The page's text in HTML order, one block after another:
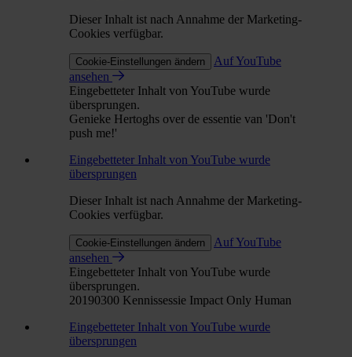
Dieser Inhalt ist nach Annahme der Marketing-
Cookies verfügbar.
Cookie-Einstellungen ändern
Auf YouTube
ansehen
Eingebetteter Inhalt von YouTube wurde
übersprungen.
Genieke Hertoghs over de essentie van 'Don't
push me!'
Eingebetteter Inhalt von YouTube wurde
übersprungen
Dieser Inhalt ist nach Annahme der Marketing-
Cookies verfügbar.
Cookie-Einstellungen ändern
Auf YouTube
ansehen
Eingebetteter Inhalt von YouTube wurde
übersprungen.
20190300 Kennissessie Impact Only Human
Eingebetteter Inhalt von YouTube wurde
übersprungen